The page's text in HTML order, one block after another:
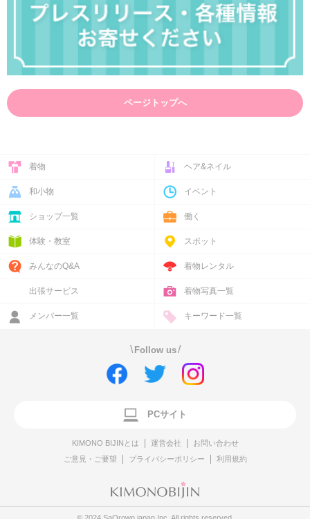
ページトップへ
着物 ヘア&ネイル
和小物 イベント
ショップ一覧 働く
体験・教室 スポット
みんなのQ&A 着物レンタル
出張サービス 着物写真一覧
メンバー一覧 キーワード一覧
\ Follow us/
PCサイト
KIMONO BIJINとは 運営会社
お問い合わせ
ご意見・ご要望
プライバシーポリシー 利用規約